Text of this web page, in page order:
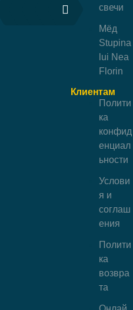
свечи
Мёд
Stupina
lui Nea
Florin
Клиентам
Полити
ка
конфид
енциал
ьности
Услови
я и
соглаш
ения
Полити
ка
возвра
та